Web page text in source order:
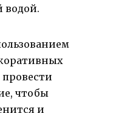
водой.
чтобы
и